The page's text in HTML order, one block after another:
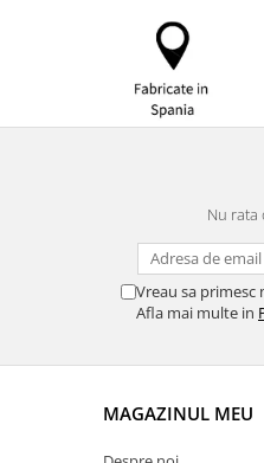
Nu
Vreau sa
Afla mai multe in
MAGAZINUL MEU